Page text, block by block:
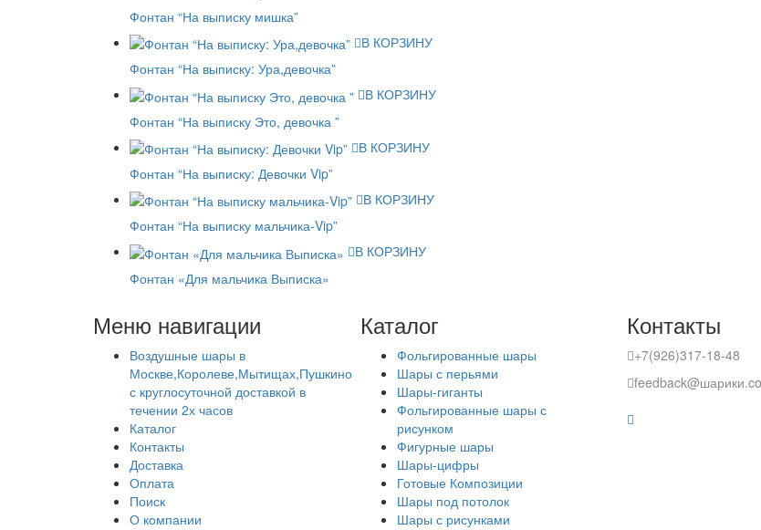
Фонтан “На выписку мишка”
В КОРЗИНУ
Фонтан “На выписку: Ура,девочка”
В КОРЗИНУ
Фонтан “На выписку Это, девочка ”
В КОРЗИНУ
Фонтан “На выписку: Девочки Vip”
В КОРЗИНУ
Фонтан “На выписку мальчика-Vip”
В КОРЗИНУ
Фонтан «Для мальчика Выписка»
Меню навигации
Воздушные шары в
Москве,Королеве,Мытищах,Пушкино
с круглосуточной доставкой в
течении 2х часов
Каталог
Контакты
Доставка
Оплата
Поиск
О компании
Каталог
Фольгированные шары
Шары с перьями
Шары-гиганты
Фольгированные шары с
рисунком
Фигурные шары
Шары-цифры
Готовые Композиции
Шары под потолок
Шары с рисунками
Контакты
+7(926)317-18-48